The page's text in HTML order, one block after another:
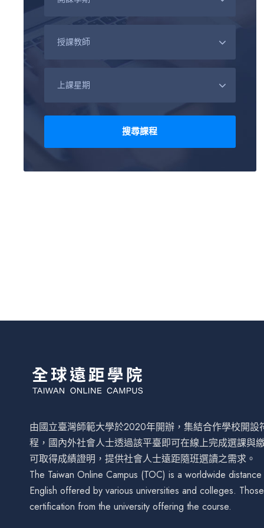
由國立臺灣師範大學於2020年開辦，集結合作學校開
程，國內外社會人士透過該平臺即可在線上完成選課與
可取得成績證明，提供社會人士遠距隨班選讀之需求。
The Taiwan Online Campus (TOC) is a worldwide
English offered by various universities and colleges.
certification from the university offering the course.